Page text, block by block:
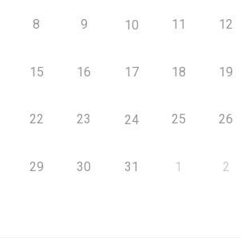
8 9 10 11 12
15 16 17 18 19
22 23 24 25 26
29 30 31 1 2